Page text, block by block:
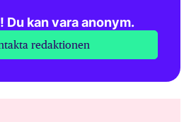
Du kan vara anonym.
redaktionen